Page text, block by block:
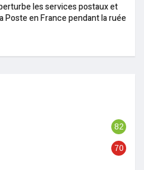
les services postaux et
Poste en France pendant la ruée
82
70